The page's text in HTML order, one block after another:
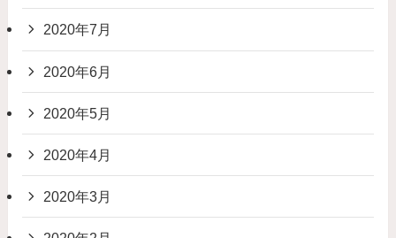
2020年7月
2020年6月
2020年5月
2020年4月
2020年3月